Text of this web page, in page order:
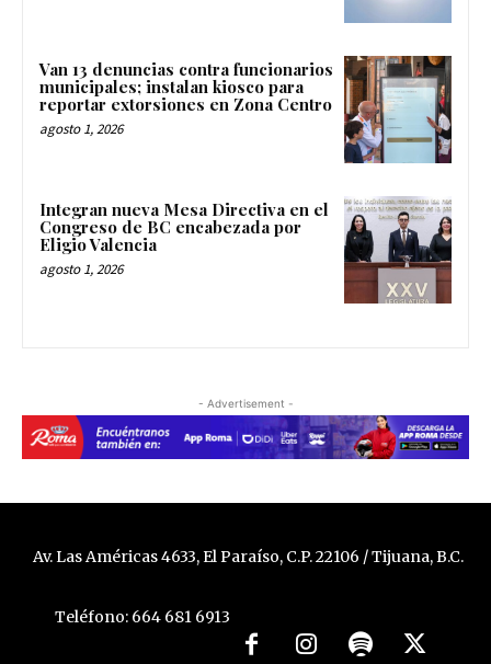
Van 13 denuncias contra funcionarios
municipales; instalan kiosco para
reportar extorsiones en Zona Centro
agosto 1, 2026
Integran nueva Mesa Directiva en el
Congreso de BC encabezada por
Eligio Valencia
agosto 1, 2026
- Advertisement -
Av. Las Américas 4633, El Paraíso, C.P. 22106 / Tijuana, B.C.
Teléfono: 664 681 6913